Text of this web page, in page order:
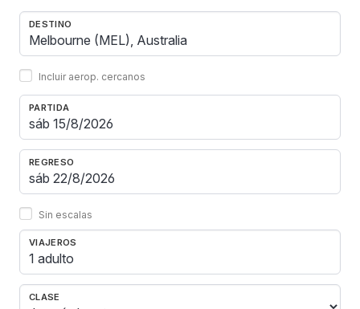
DESTINO
Incluir aerop. cercanos
PARTIDA
REGRESO
Sin escalas
VIAJEROS
1 adulto
CLASE